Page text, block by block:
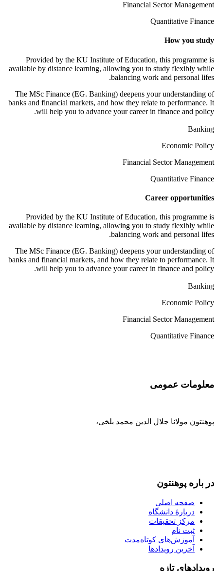
Financial Sector Management
Quantitative Finance
How you study
Provided by the KU Institute of Education, this programme is
available by distance learning, allowing you to study flexibly while
balancing work and personal lifes.
The MSc Finance (EG. Banking) deepens your understanding of
banks and financial markets, and how they relate to performance. It
will help you to advance your career in finance and policy.
Banking
Economic Policy
Financial Sector Management
Quantitative Finance
Career opportunities
Provided by the KU Institute of Education, this programme is
available by distance learning, allowing you to study flexibly while
balancing work and personal lifes.
The MSc Finance (EG. Banking) deepens your understanding of
banks and financial markets, and how they relate to performance. It
will help you to advance your career in finance and policy.
Banking
Economic Policy
Financial Sector Management
Quantitative Finance
معلومات عمومی
پوهنتون مولانا جلال الدین محمد بلخی،
در باره‌ پوهنتون
صفحه اصلی
دربارۀ‌ دانشگاه
مرکز تحقیقات
ثبت نام
آموزش‌های کوتاه‌مدت
آخرین رویدادها
رویداد‌های تازه